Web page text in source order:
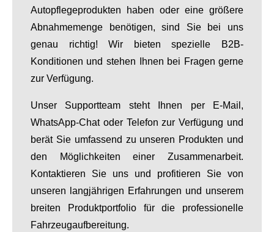
Autopflegeprodukten haben oder eine größere
Abnahmemenge benötigen, sind Sie bei uns
genau richtig! Wir bieten spezielle B2B-
Konditionen und stehen Ihnen bei Fragen gerne
zur Verfügung.
Unser Supportteam steht Ihnen per E-Mail,
WhatsApp-Chat oder Telefon zur Verfügung und
berät Sie umfassend zu unseren Produkten und
den Möglichkeiten einer Zusammenarbeit.
Kontaktieren Sie uns und profitieren Sie von
unseren langjährigen Erfahrungen und unserem
breiten Produktportfolio für die professionelle
Fahrzeugaufbereitung.